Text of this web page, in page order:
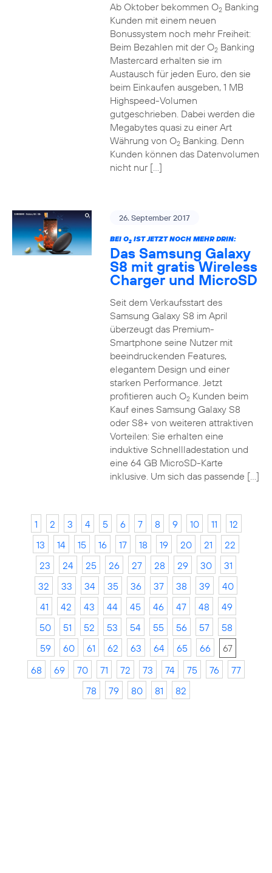
Ab Oktober bekommen O2Banking
Kunden mit einem neuen
Bonussystem noch mehr Freiheit:
Beim Bezahlen mit der O2Banking
Mastercard erhalten sie im
Austausch für jeden Euro, den sie
beim Einkaufen ausgeben, 1 MB
Highspeed-Volumen
gutgeschrieben. Dabei werden die
Megabytes quasi zu einer Art
Währung von O2Banking. Denn
Kunden können das Datenvolumen
nicht nur […]
26. September 2017
BEI O2IST JETZT NOCH MEHR DRIN:
Das Samsung Galaxy
S8 mit gratis Wireless
Charger und MicroSD
Seit dem Verkaufsstart des
Samsung Galaxy S8 im April
überzeugt das Premium-
Smartphone seine Nutzer mit
beeindruckenden Features,
elegantem Design und einer
starken Performance. Jetzt
profitieren auch O2Kunden beim
Kauf eines Samsung Galaxy S8
oder S8+ von weiteren attraktiven
Vorteilen: Sie erhalten eine
induktive Schnellladestation und
eine 64 GB MicroSD-Karte
inklusive. Um sich das passende […]
1 2 3 4 5 6 7 8 9 10 11
12
13
14 15 16 17 18 19 20 21
22
23
24 25 26 27 28 29 30
31
32
33 34 35 36 37 38 39
40
41
42 43 44 45 46 47 48
49
50
51 52 53 54 55 56 57
58
59
60 61 62 63 64 65 66
67
68
69 70 71 72 73 74 75 76
77
78
79 80 81 82